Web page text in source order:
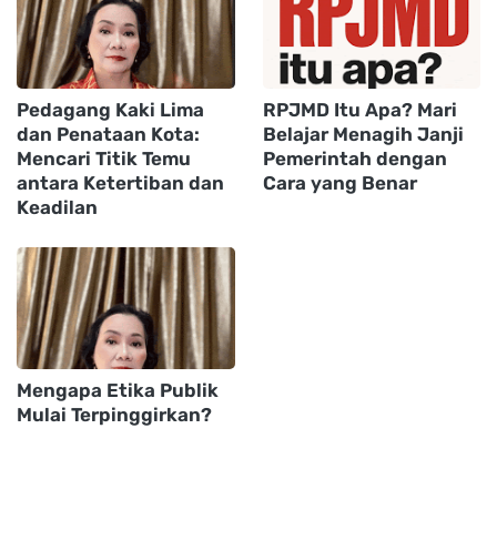
Pedagang Kaki Lima
dan Penataan Kota:
Mencari Titik Temu
antara Ketertiban dan
Keadilan
RPJMD Itu Apa? Mari
Belajar Menagih Janji
Pemerintah dengan
Cara yang Benar
Mengapa Etika Publik
Mulai Terpinggirkan?